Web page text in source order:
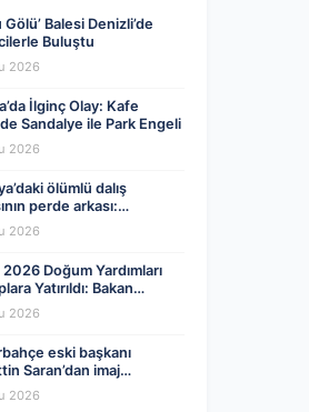
Gölü’ Balesi Denizli’de
Buluştu
2026
İlginç Olay: Kafe
Sandalye ile Park Engeli
2026
ölümlü dalış
perde arkası:
ve yasal ihlaller
2026
2026 Doğum Yardımları
Yatırıldı: Bakan
Önemli Açıklama
2026
eski başkanı
Saran’dan imaj
İşte yeni tarzı…
2026